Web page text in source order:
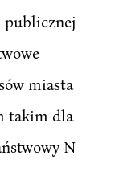
publicznej
miasta
takim dla
N